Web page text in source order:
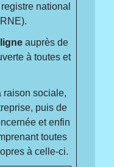
national
auprès de
à toutes et
raison sociale,
puis de
et enfin
toutes
à celle-ci.